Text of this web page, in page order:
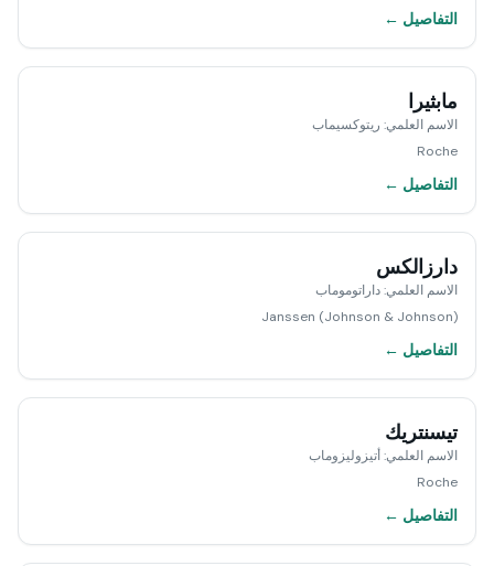
التفاصيل ←
مابثيرا
الاسم العلمي: ريتوكسيماب
Roche
التفاصيل ←
دارزالكس
الاسم العلمي:داراتوموماب
Janssen (Johnson & Johnson)
التفاصيل ←
تيسنتريك
الاسم العلمي:أتيزوليزوماب
Roche
التفاصيل ←